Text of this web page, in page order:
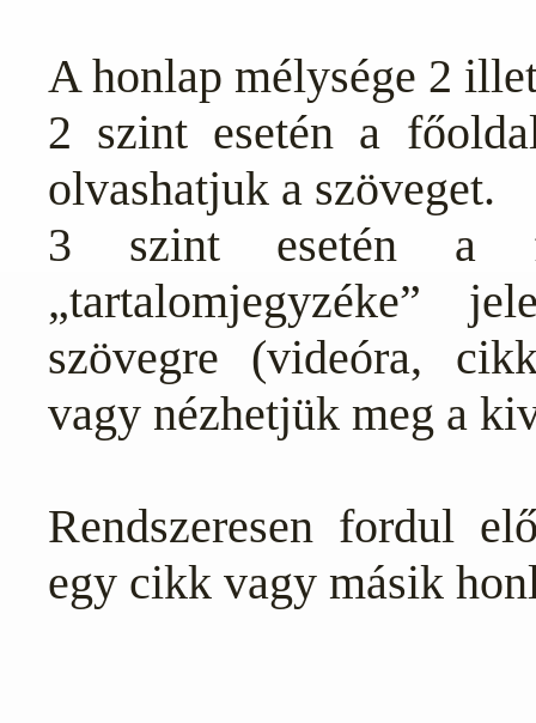
A honlap mélysége 2
2 szint esetén a
olvashatjuk a szöveget.
3 szint esetén a
„tartalomjegyzéke”
szövegre (videóra,
vagy nézhetjük meg a
Rendszeresen fordul
egy cikk vagy másik